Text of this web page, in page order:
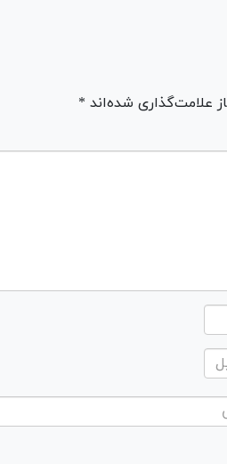
علامت‌گذاری شده‌اند *